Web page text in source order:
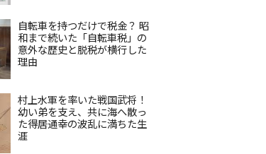
自転車を持つだけで税金？ 昭
和まで続いた「自転車税」の
意外な歴史と脱税が横行した
理由
村上水軍を率いた戦国武将！
幼い弟を支え、共に海へ散っ
た得居通幸の波乱に満ちた生
涯